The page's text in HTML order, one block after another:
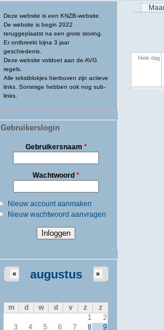
Deze website is een KNZB-website.
De website is begin 2022
teruggeplaatst na een grote storing.
Er ontbreekt bijna 3 jaar
geschiedenis.
Deze website voldoet aan de AVG
regels.
Alle tekstblokjes hierboven zijn actieve
links. Sommige hebben ook nog sub-
links.
Gebruikerslogin
Gebruikersnaam *
Wachtwoord *
Nieuw account aanmaken
Nieuw wachtwoord aanvragen
augustus
« »
m d w d v z
z
1
2
3
4 5 6 7 8
9
Hele dag